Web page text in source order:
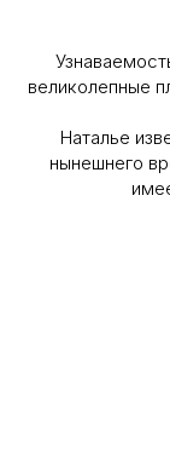
великолепные
Наталье
нынешнего